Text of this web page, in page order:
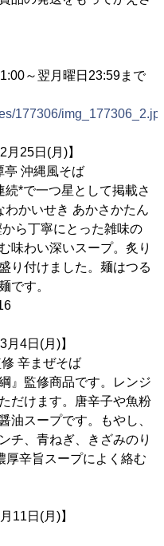
～翌月曜日23:59まで
177306/
25日(月)】
亭 沖縄風そば
続*で一つ星として掲載さ
かいせき あかさかたん
ら丁寧にとった雑味の
味わい深いスープ。炙り
り付けました。麺はつる
です。
4日(月)】
辛まぜそば
』監修商品です。レンジ
だけます。唐辛子や魚粉
油スープです。もやし、
チ、青ねぎ、きざみのり
厚辛旨スープによく絡む
11日(月)】